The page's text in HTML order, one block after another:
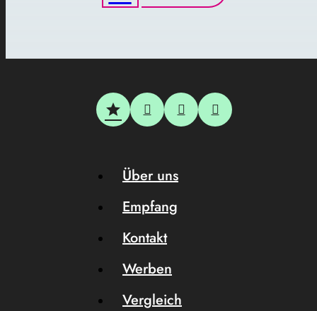
Über uns
Empfang
Kontakt
Werben
Vergleich